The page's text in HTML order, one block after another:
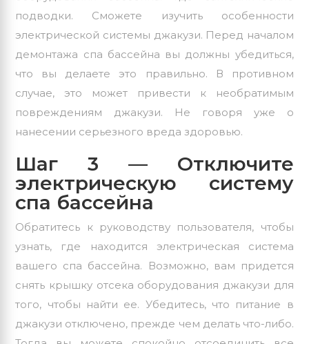
подводки. Сможете изучить особенности
электрической системы джакузи. Перед началом
демонтажа спа бассейна вы должны убедиться,
что вы делаете это правильно. В противном
случае, это может привести к необратимым
повреждениям джакузи. Не говоря уже о
нанесении серьезного вреда здоровью.
Шаг 3 — Отключите
электрическую систему
спа бассейна
Обратитесь к руководству пользователя, чтобы
узнать, где находится электрическая система
вашего спа бассейна. Возможно, вам придется
снять крышку отсека оборудования джакузи для
того, чтобы найти ее. Убедитесь, что питание в
джакузи отключено, прежде чем делать что-либо.